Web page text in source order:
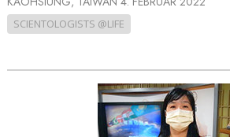
SCIENTOLOGISTS @LIFE